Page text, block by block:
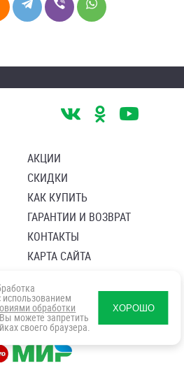
АКЦИИ
СКИДКИ
КАК КУПИТЬ
ГАРАНТИИ И ВОЗВРАТ
КОНТАКТЫ
КАРТА САЙТА
персональных данных
обработку персональных данны
использованием
обработки
можете запретить
своего браузера.
ХОРОШО